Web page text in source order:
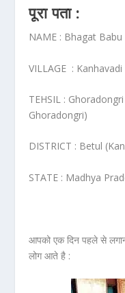
पूरा पता :
NAME : Bhagat Babu
VILLAGE : Kanhavadi
TEHSIL :
Ghoradongri)
DISTRICT : Betul
STATE : Madhya
आपको एक दिन पहले से
लोग आते है :